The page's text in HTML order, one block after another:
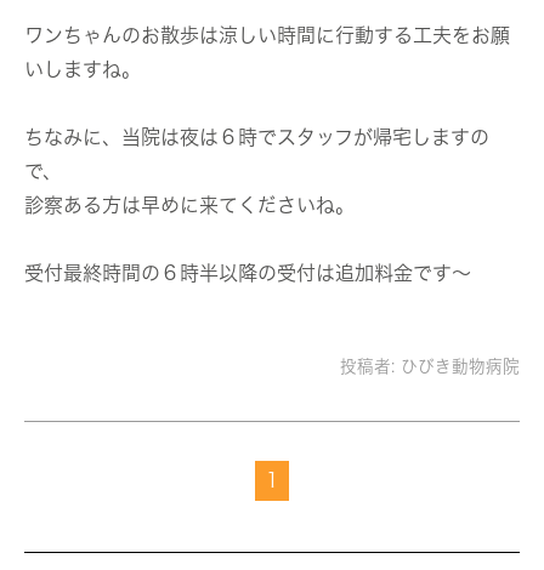
ワンちゃんのお散歩は涼しい時間に行動する工夫をお願
いしますね。
ちなみに、当院は夜は６時でスタッフが帰宅しますの
で、
診察ある方は早めに来てくださいね。
受付最終時間の６時半以降の受付は追加料金です〜
投稿者: ひびき動物病院
1